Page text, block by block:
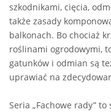
szkodnikami, cięcia,
także zasady
balkonach. Bo chociaż
roślinami ogrodowymi,
gatunków i odmian są
uprawiać na
Seria „Fachowe rady”